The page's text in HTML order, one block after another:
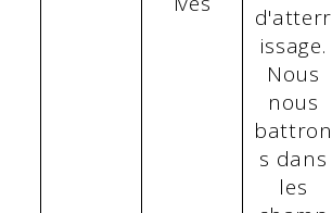
d'atterr
issage.
Nous
nous
battron
s dans
les